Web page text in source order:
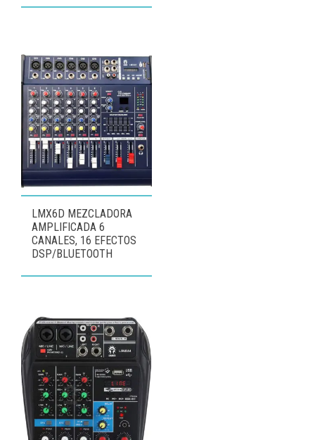
LMX6D MEZCLADORA
AMPLIFICADA 6
CANALES, 16 EFECTOS
DSP/BLUETOOTH